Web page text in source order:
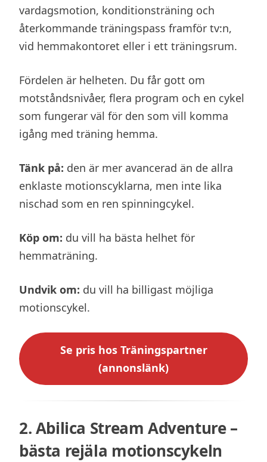
vardagsmotion, konditionsträning och
återkommande träningspass framför tv:n,
vid hemmakontoret eller i ett träningsrum.
Fördelen är helheten. Du får gott om
motståndsnivåer, flera program och en cykel
som fungerar väl för den som vill komma
igång med träning hemma.
Tänk på: den är mer avancerad än de allra
enklaste motionscyklarna, men inte lika
nischad som en ren spinningcykel.
Köp om: du vill ha bästa helhet för
hemmaträning.
Undvik om: du vill ha billigast möjliga
motionscykel.
Se pris hos Träningspartner
(annonslänk)
2. Abilica Stream Adventure –
bästa rejäla motionscykeln